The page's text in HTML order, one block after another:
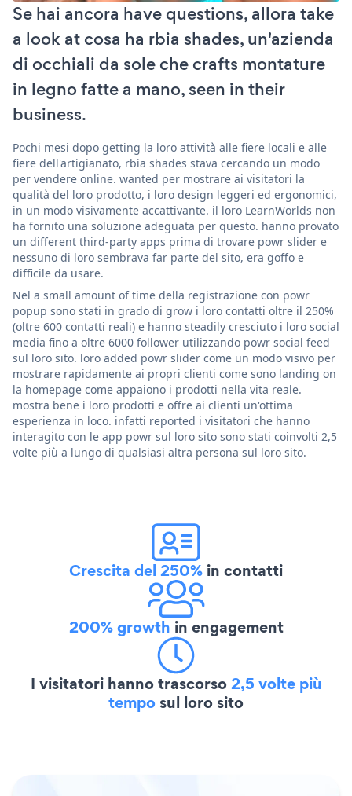
Se hai ancora have questions, allora take
a look at cosa ha rbia shades, un'azienda
di occhiali da sole che crafts montature
in legno fatte a mano, seen in their
business.
Pochi mesi dopo getting la loro attività alle fiere locali e alle
fiere dell'artigianato, rbia shades stava cercando un modo
per vendere online. wanted per mostrare ai visitatori la
qualità del loro prodotto, i loro design leggeri ed ergonomici,
in un modo visivamente accattivante. il loro LearnWorlds non
ha fornito una soluzione adeguata per questo. hanno provato
un different third-party apps prima di trovare powr slider e
nessuno di loro sembrava far parte del sito, era goffo e
difficile da usare.
Nel a small amount of time della registrazione con powr
popup sono stati in grado di grow i loro contatti oltre il 250%
(oltre 600 contatti reali) e hanno steadily cresciuto i loro social
media fino a oltre 6000 follower utilizzando powr social feed
sul loro sito. loro added powr slider come un modo visivo per
mostrare rapidamente ai propri clienti come sono landing on
la homepage come appaiono i prodotti nella vita reale.
mostra bene i loro prodotti e offre ai clienti un'ottima
esperienza in loco. infatti reported i visitatori che hanno
interagito con le app powr sul loro sito sono stati coinvolti 2,5
volte più a lungo di qualsiasi altra persona sul loro sito.
Crescita del 250% in contatti
200% growth in engagement
I visitatori hanno trascorso2,5 volte più
temposul loro sito